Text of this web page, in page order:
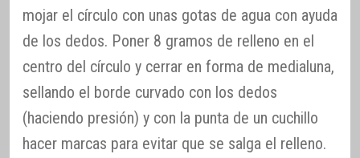
mojar el círculo con unas gotas de agua con ayuda
de los dedos. Poner 8 gramos de relleno en el
centro del círculo y cerrar en forma de medialuna,
sellando el borde curvado con los dedos
(haciendo presión) y con la punta de un cuchillo
hacer marcas para evitar que se salga el relleno.